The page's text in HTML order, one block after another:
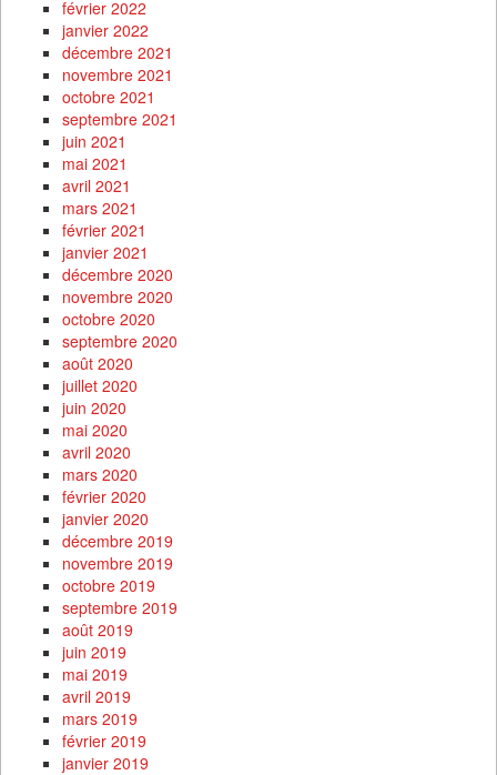
février 2022
janvier 2022
décembre 2021
novembre 2021
octobre 2021
septembre 2021
juin 2021
mai 2021
avril 2021
mars 2021
février 2021
janvier 2021
décembre 2020
novembre 2020
octobre 2020
septembre 2020
août 2020
juillet 2020
juin 2020
mai 2020
avril 2020
mars 2020
février 2020
janvier 2020
décembre 2019
novembre 2019
octobre 2019
septembre 2019
août 2019
juin 2019
mai 2019
avril 2019
mars 2019
février 2019
janvier 2019